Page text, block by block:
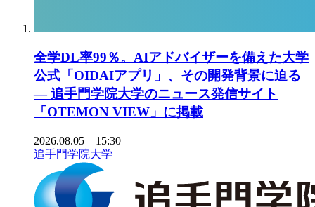
全学DL率99％。AIアドバイザーを備えた大学
公式「OIDAIアプリ」、その開発背景に迫る
― 追手門学院大学のニュース発信サイト
「OTEMON VIEW」に掲載
2026.08.05 15:30
追手門学院大学